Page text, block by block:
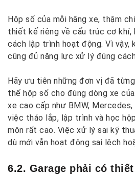
Hộp số của mỗi hãng xe, thậm
thiết kế riêng về cấu trúc cơ khí,
cách lập trình hoạt động. Vì vậy,
cũng đủ năng lực xử lý đúng
Hãy ưu tiên những đơn vị đã
thế hộp số cho đúng dòng xe
xe cao cấp như BMW,
việc tháo lắp, lập trình và học
môn rất cao. Việc xử lý sai kỹ
dù mới vẫn hoạt động sai lệch
6.2. Garage phải có